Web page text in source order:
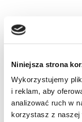
Niniejsza strona
Wykorzystujemy
i reklam, aby
analizować ruch w
korzystasz z naszej